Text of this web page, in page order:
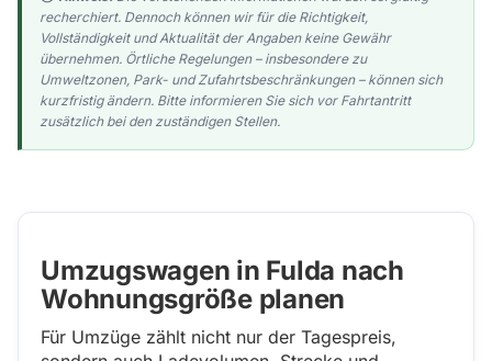
recherchiert. Dennoch können wir für die Richtigkeit,
Vollständigkeit und Aktualität der Angaben keine Gewähr
übernehmen. Örtliche Regelungen – insbesondere zu
Umweltzonen, Park- und Zufahrtsbeschränkungen – können sich
kurzfristig ändern. Bitte informieren Sie sich vor Fahrtantritt
zusätzlich bei den zuständigen Stellen.
Umzugswagen in Fulda nach
Wohnungsgröße planen
Für Umzüge zählt nicht nur der Tagespreis,